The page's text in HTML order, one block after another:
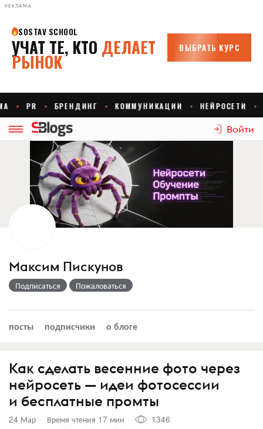
РЕКЛАМА
Войти
Максим Пискунов
Подписаться Пожаловаться
посты подписчики о блоге
Как сделать весенние фото через
нейросеть — идеи фотосессии
и бесплатные промты
24 Мар Время чтения 17 мин
1346